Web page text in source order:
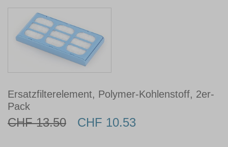
Ersatzfilterelement, Polymer-Kohlenstoff, 2er-
Pack
CHF 13.50 CHF 10.53